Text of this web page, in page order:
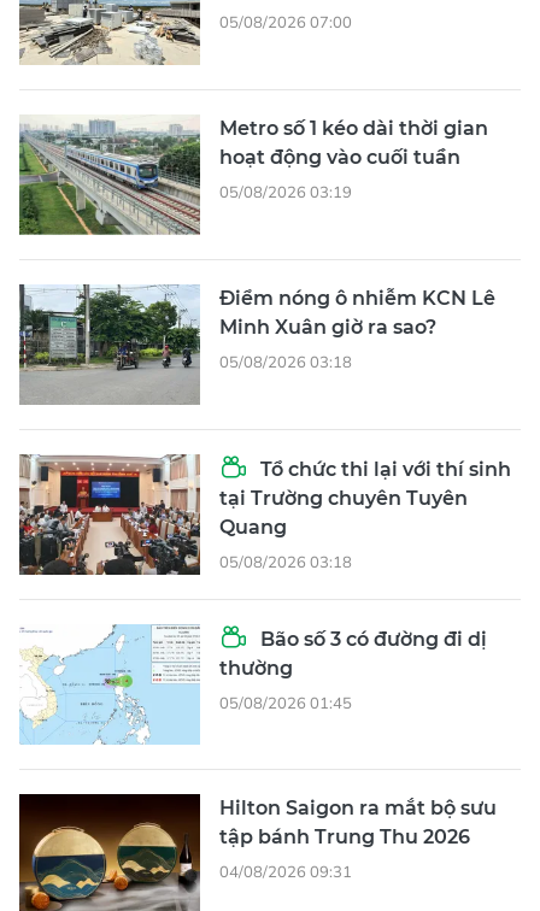
05/08/2026 07:00
Metro số 1 kéo dài thời gian
hoạt động vào cuối tuần
05/08/2026 03:19
Điểm nóng ô nhiễm KCN Lê
Minh Xuân giờ ra sao?
05/08/2026 03:18
Tổ chức thi lại với thí sinh
tại Trường chuyên Tuyên
Quang
05/08/2026 03:18
Bão số 3 có đường đi dị
thường
05/08/2026 01:45
Hilton Saigon ra mắt bộ sưu
tập bánh Trung Thu 2026
04/08/2026 09:31